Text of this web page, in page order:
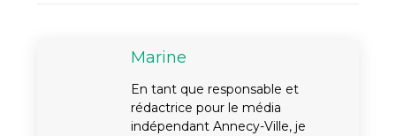
Marine
En tant que responsable et
rédactrice pour le média
indépendant Annecy-Ville, je